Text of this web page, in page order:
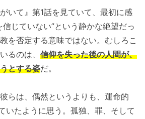
いて』第1話を見ていて、最初に感
信じていない”という静かな絶望だっ
を否定する意味ではない。むしろこ
るのは、 信仰を失った後の人間が、
とする姿だ。
らは、偶然というよりも、運命的
いたように思う。孤独、罪、そして